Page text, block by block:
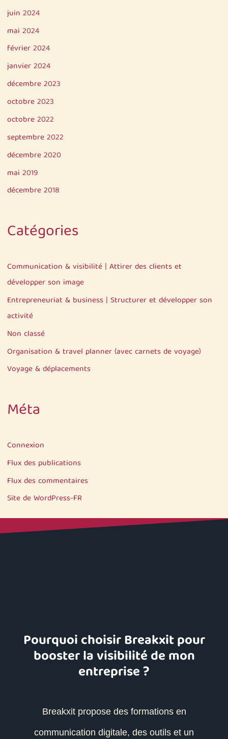
juin 2024
mai 2024
février 2024
janvier 2024
décembre 2023
octobre 2023
octobre 2022
septembre 2022
décembre 2020
mai 2019
décembre 2018
Catégories
Communication & visibilité | Attirer des clients et
développer son image
Entrepreneuriat & business | Structurer et développer son
activité
Non classé
Organisation & travel planner (avec carnets de voyage)
Voyage & déplacements
Méta
Connexion
Flux des publications
Flux des commentaires
Site de WordPress-FR
Pourquoi choisir Breakxit pour
booster la visibilité de mon
entreprise ?
Breakxit propose des formations en
communication digitale, des outils et un